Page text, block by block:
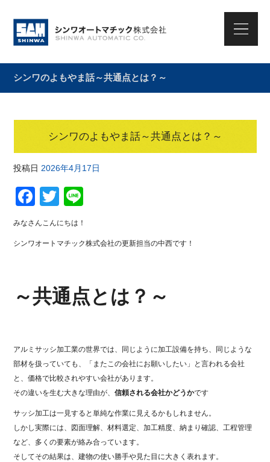
シンワのよもやま話～共通点とは？～
シンワのよもやま話～共通点とは？～
投稿日 2026年4月17日
F
a
c
e
o
o
T
wi
tt
er
e
みなさんこんにちは！
シンワオートマチック株式会社の更新担当の中西です！
～共通点とは？～
アルミサッシ加工業の世界では、同じように加工設備を持ち、同じような
部材を扱っていても、「またこの会社にお願いしたい」と言われる会社
と、価格で比較されやすい会社があります。
その違いを生む大きな理由が、信頼される会社かどうかです
サッシ加工は一見すると単純な作業に見えるかもしれません。
しかし実際には、図面理解、材料選定、加工精度、納まり確認、工程管理
など、多くの要素が絡み合っています。
そしてその結果は、建物の使い勝手や見た目に大きく表れます。